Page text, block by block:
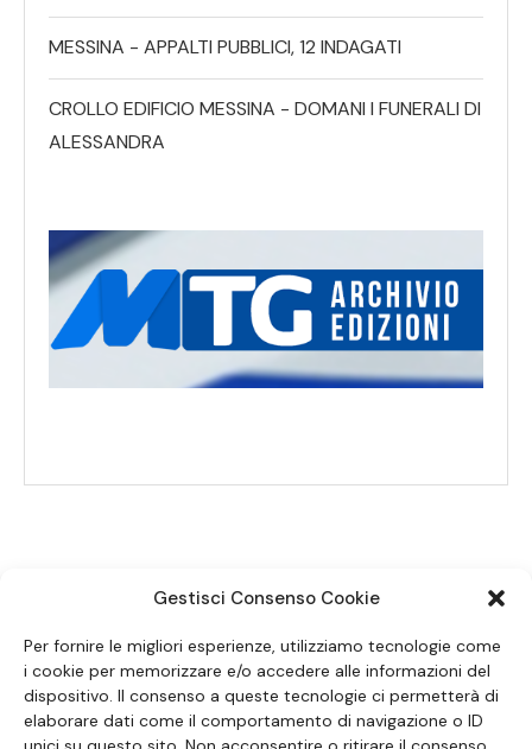
Gestisci Consenso Cookie
Per fornire le migliori esperienze, utilizziamo tecnologie come
i cookie per memorizzare e/o accedere alle informazioni del
dispositivo. Il consenso a queste tecnologie ci permetterà di
elaborare dati come il comportamento di navigazione o ID
MESSINA - APPALTI PUBBLICI, 12 INDAGATI
CROLLO EDIFICIO MESSINA - DOMANI I FUNERALI DI
ALESSANDRA
SEGUICI SUI SOCIAL